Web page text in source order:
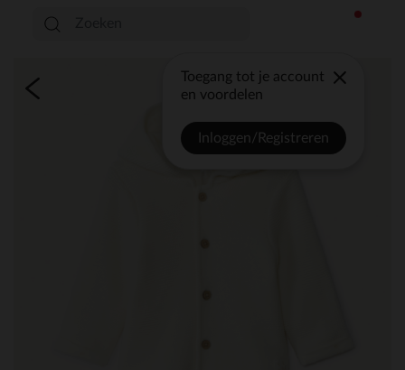
Toegang tot je account
en voordelen
Inloggen/Registreren